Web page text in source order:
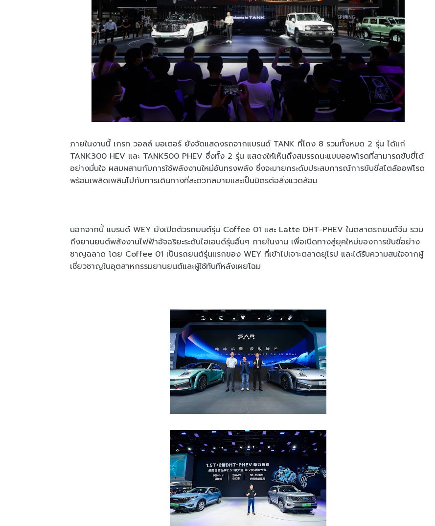
ภายในงานนี้ เกรท วอลล์ มอเตอร์ ยังจัดแสดงรถจากแบรนด์ TANK ที่โถง 8 รวมทั้งหมด 2 รุ่น ได้แก่
TANK300 HEV และ TANK500 PHEV ซึ่งทั้ง 2 รุ่น แสดงให้เห็นถึงสมรรถนะแบบออฟโรดที่สามารถขับขี่ได้
อย่างมั่นใจ ผสมผสานกับการใช้พลังงานใหม่อันทรงพลัง ซึ่งจะมายกระดับประสบการณ์การขับขี่สไตล์ออฟโรด
พร้อมเพลิดเพลินไปกับการเดินทางที่สะดวกสบายและเป็นมิตรต่อสิ่งแวดล้อม
นอกจากนี้ แบรนด์ WEY ยังเปิดตัวรถยนต์รุ่น Coffee 01 และ Latte DHT-PHEV ในตลาดรถยนต์จีน รวม
ถึงยานยนต์พลังงานไฟฟ้าอัจฉริยะระดับไฮเอนด์รุ่นอื่นๆ ภายในงาน เพื่อเปิดทางสู่ยุคใหม่ของการขับขี่อย่าง
ชาญฉลาด โดย Coffee 01 เป็นรถยนต์รุ่นแรกของ WEY ที่เข้าไปเจาะตลาดยุโรป และได้รับความสนใจจากผู้
เชี่ยวชาญในอุตสาหกรรมยานยนต์และผู้ใช้ทันทีหลังเผยโฉม